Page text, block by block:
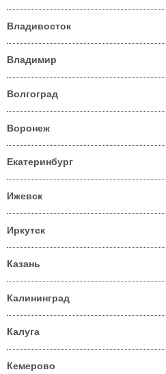
Владивосток
Владимир
Волгоград
Воронеж
Екатеринбург
Ижевск
Иркутск
Казань
Калининград
Калуга
Кемерово